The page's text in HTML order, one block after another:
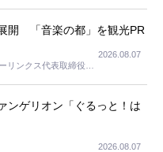
開 「音楽の都」を観光PR
リンクス代表取締役社
2026.08.07
ゲリオン「ぐるっと！は
2026.08.07